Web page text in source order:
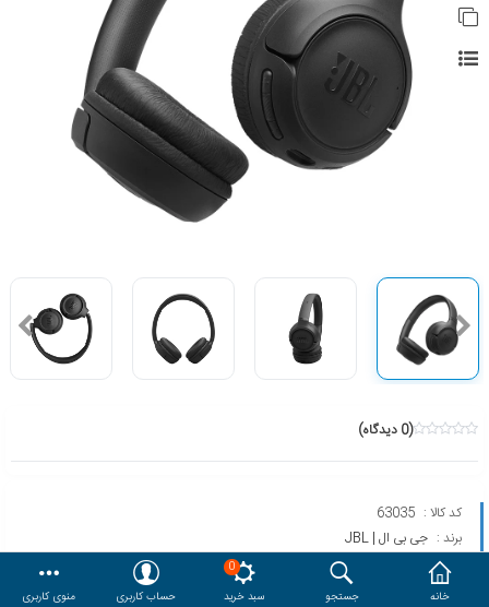
تجهیزات فروشگاهی و بانکی
دستگاه صحافی و پرس
ماشین حساب
هدایا و ست مدیریتی
مقایسه محصولات مورد علاقه
دسترسی کاربری حساب کاربری
خانه جستجو
0
سبد خرید
حساب کاربری منوی کاربری
(0 دیدگاه)
کد کالا :
برند : جی بی ال | JBL
مدل :